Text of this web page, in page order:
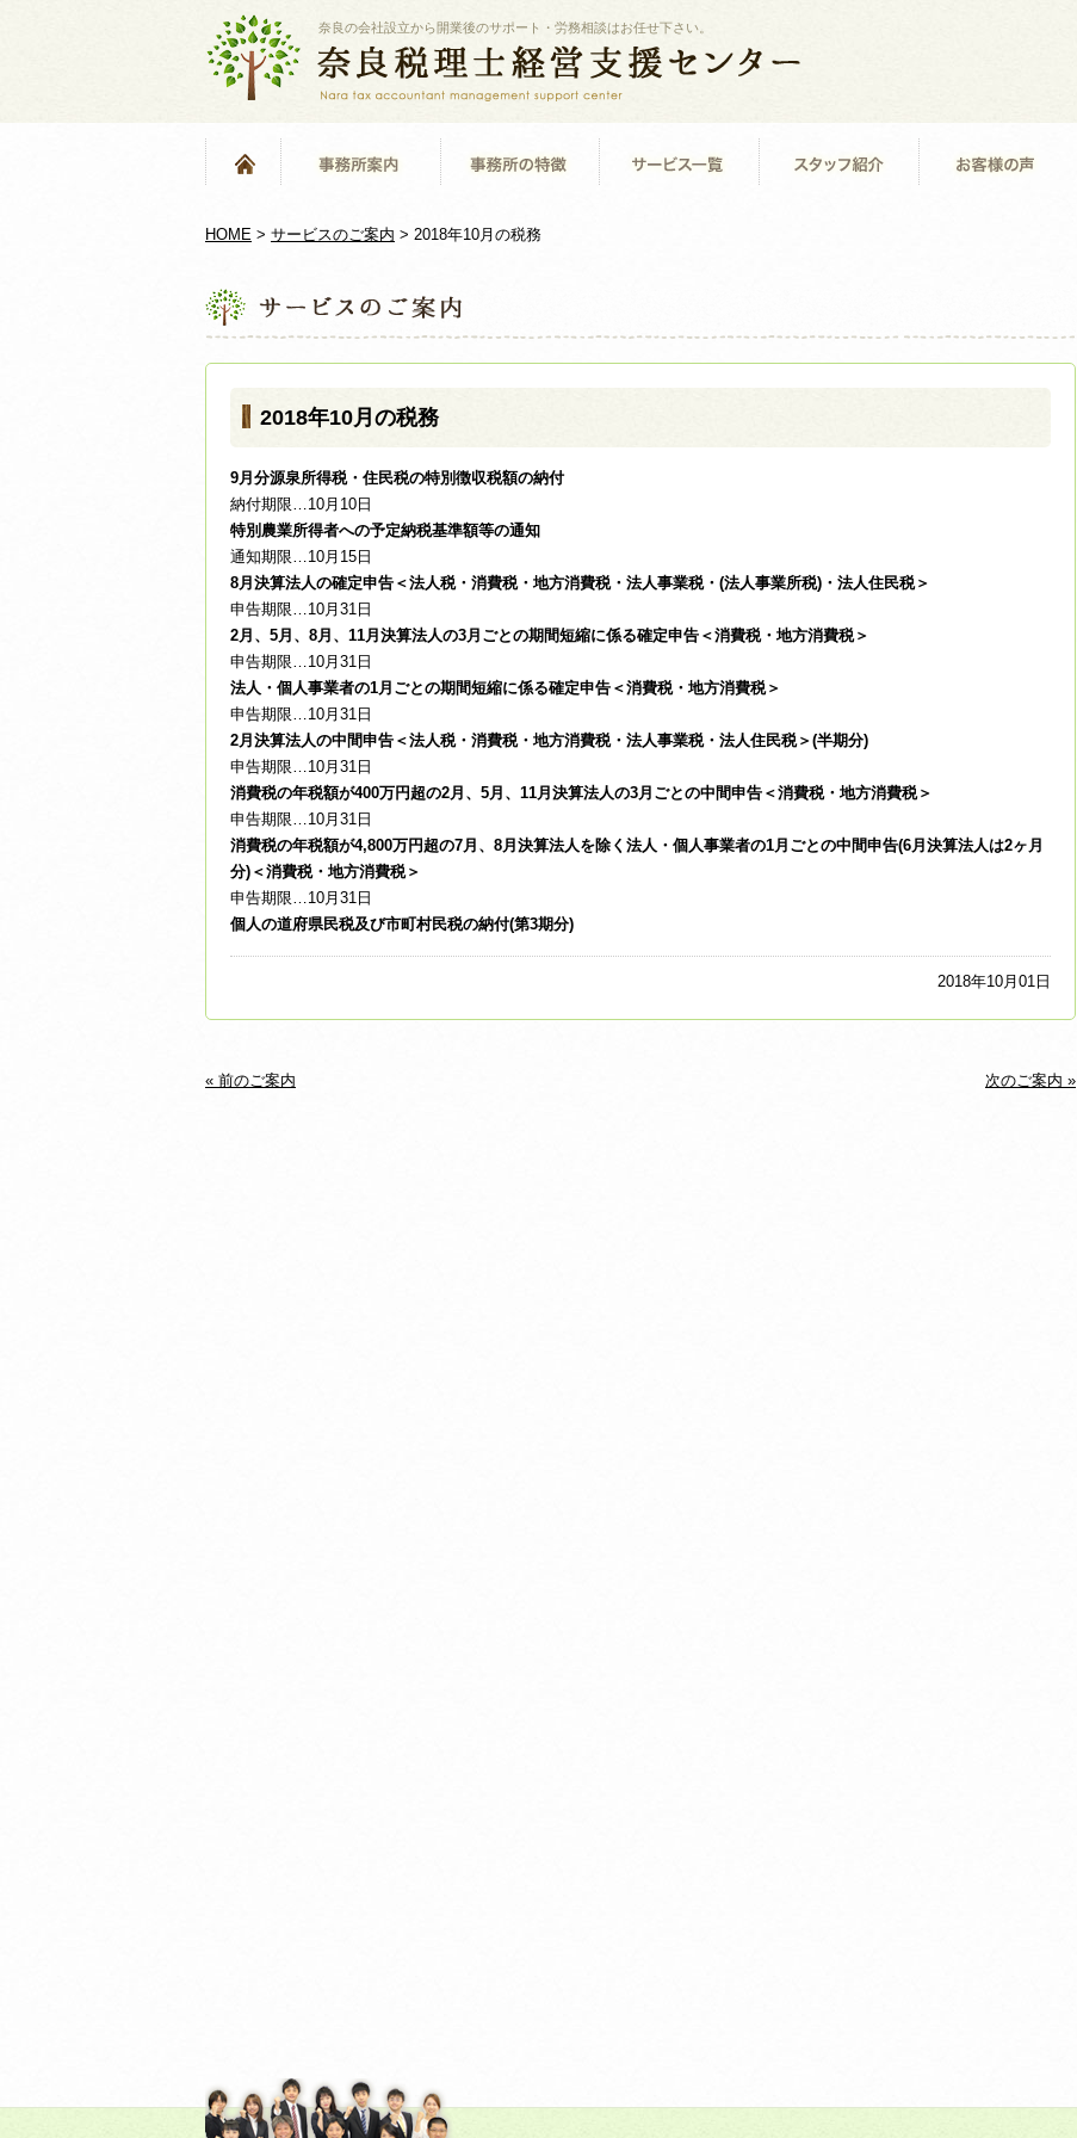
奈良の会社設立から開業後のサポート・労務相談はお任せ下さい。
HOME > サービスのご案内 > 2018年10月の税務
2018年10月の税務
9月分源泉所得税・住民税の特別徴収税額の納付
納付期限…10月10日
特別農業所得者への予定納税基準額等の通知
通知期限…10月15日
8月決算法人の確定申告＜法人税・消費税・地方消費税・法人事業税・(法人事業所税)・法人住民税＞
申告期限…10月31日
2月、5月、8月、11月決算法人の3月ごとの期間短縮に係る確定申告＜消費税・地方消費税＞
申告期限…10月31日
法人・個人事業者の1月ごとの期間短縮に係る確定申告＜消費税・地方消費税＞
申告期限…10月31日
2月決算法人の中間申告＜法人税・消費税・地方消費税・法人事業税・法人住民税＞(半期分)
申告期限…10月31日
消費税の年税額が400万円超の2月、5月、11月決算法人の3月ごとの中間申告＜消費税・地方消費税＞
申告期限…10月31日
消費税の年税額が4,800万円超の7月、8月決算法人を除く法人・個人事業者の1月ごとの中間申告(6月決算法人は2ヶ月
分)＜消費税・地方消費税＞
申告期限…10月31日
個人の道府県民税及び市町村民税の納付(第3期分)
2018年10月01日
« 前のご案内 次のご案内 »